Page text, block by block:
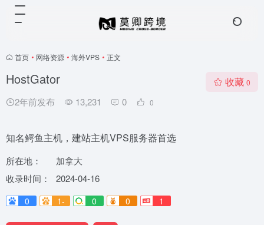
首页 • 网络资源 • 海外VPS • 正文
HostGator
2年前发布 13,231 0 0
收藏 0
知名鳄鱼主机，建站主机VPS服务器首选
所在地：
加拿大
收录时间：
2024-04-16
0 1- 0 0 1